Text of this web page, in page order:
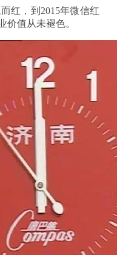
红，到2015年微信红
价值从未褪色。